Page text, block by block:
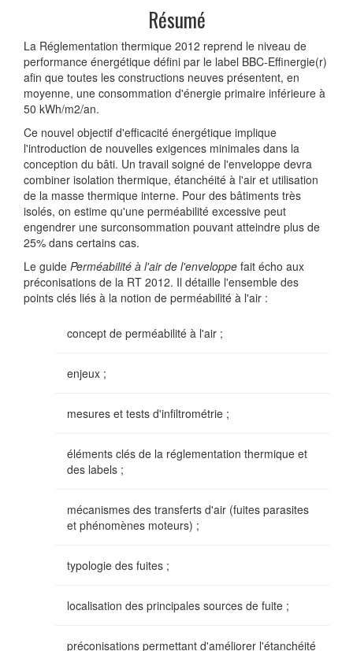
Résumé
La Réglementation thermique 2012 reprend le niveau de
performance énergétique défini par le label BBC-Effinergie(r)
afin que toutes les constructions neuves présentent, en
moyenne, une consommation d'énergie primaire inférieure à
50 kWh/m2/an.
Ce nouvel objectif d'efficacité énergétique implique
l'introduction de nouvelles exigences minimales dans la
conception du bâti. Un travail soigné de l'enveloppe devra
combiner isolation thermique, étanchéité à l'air et utilisation
de la masse thermique interne. Pour des bâtiments très
isolés, on estime qu'une perméabilité excessive peut
engendrer une surconsommation pouvant atteindre plus de
25% dans certains cas.
Le guide Perméabilité à l'air de l'enveloppe fait écho aux
préconisations de la RT 2012. Il détaille l'ensemble des
points clés liés à la notion de perméabilité à l'air :
concept de perméabilité à l'air ;
enjeux ;
mesures et tests d'infiltrométrie ;
éléments clés de la réglementation thermique et
des labels ;
mécanismes des transferts d'air (fuites parasites
et phénomènes moteurs) ;
typologie des fuites ;
localisation des principales sources de fuite ;
préconisations permettant d'améliorer l'étanchéité